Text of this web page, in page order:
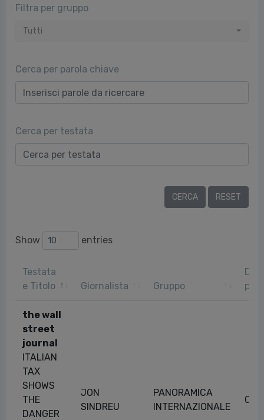
Filtra per gruppo
Tutti
Cerca per parola chiave
Cerca per testata
Show entries
Testata
e Titolo
Giornalista Gruppo
the wall
street
journal
ITALIAN
TAX
SHOWS
THE
DANGER
JON
SINDREU
PANORAMICA
INTERNAZIONALE
09/